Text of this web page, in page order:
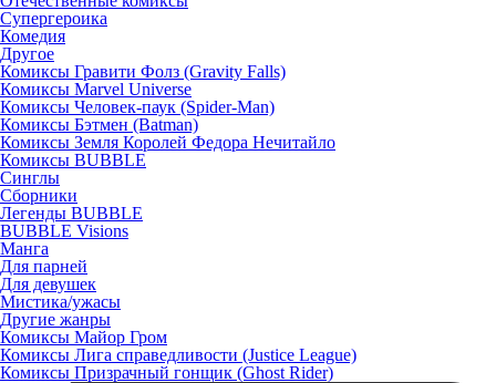
Супергероика
Комедия
Другое
Комиксы Гравити Фолз (Gravity Falls)
Комиксы Marvel Universe
Комиксы Человек-паук (Spider-Man)
Комиксы Бэтмен (Batman)
Комиксы Земля Королей Федора Нечитайло
Комиксы BUBBLE
Синглы
Сборники
Легенды BUBBLE
BUBBLE Visions
Манга
Для парней
Для девушек
Мистика/ужасы
Другие жанры
Комиксы Майор Гром
Комиксы Лига справедливости (Justice League)
Комиксы Призрачный гонщик (Ghost Rider)